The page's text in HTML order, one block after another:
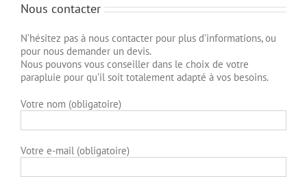
Nous contacter
N’hésitez pas à nous contacter pour plus d’informations, ou
pour nous demander un devis.
Nous pouvons vous conseiller dans le choix de votre
parapluie pour qu’il soit totalement adapté à vos besoins.
Votre nom (obligatoire)
Votre e-mail (obligatoire)